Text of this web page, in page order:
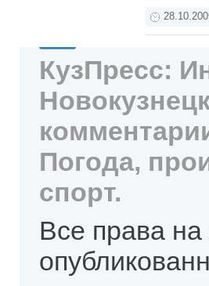
КузПресс:
Погода,
спорт.
Все права